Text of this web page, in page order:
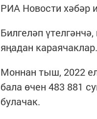
РИА Новости хәбәр
Билгеләп
яңадан караячаклар.
Моннан тыш, 2022
бала өчен 483 881
булачак.